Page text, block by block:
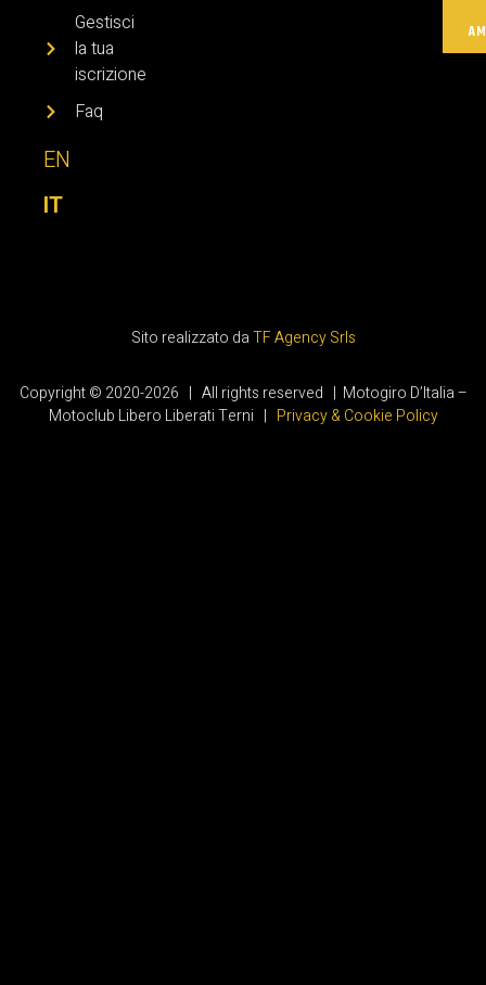
Gestisci
la tua
iscrizione
Faq
EN
IT
Sito realizzato daTF Agency Srls
Copyright © 2020-2026 | All rights reserved | Motogiro D’Italia –
Motoclub Libero Liberati Terni | Privacy & Cookie Policy